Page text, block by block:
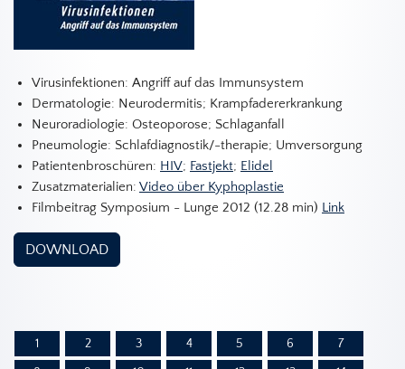
Virusinfektionen: Angriff auf das Immunsystem
Dermatologie: Neurodermitis; Krampfadererkrankung
Neuroradiologie: Osteoporose; Schlaganfall
Pneumologie: Schlafdiagnostik/-therapie; Umversorgung
Patientenbroschüren: HIV; Fastjekt; Elidel
Zusatzmaterialien: Video über Kyphoplastie
Filmbeitrag Symposium - Lunge 2012 (12.28 min) Link
DOWNLOAD
1 2 3 4 5 6
7